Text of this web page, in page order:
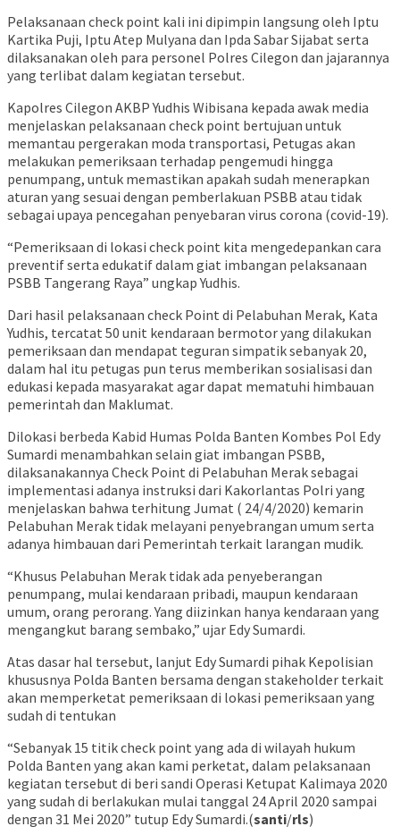
Pelaksanaan check point kali ini dipimpin langsung oleh Iptu
Kartika Puji, Iptu Atep Mulyana dan Ipda Sabar Sijabat serta
dilaksanakan oleh para personel Polres Cilegon dan jajarannya
yang terlibat dalam kegiatan tersebut.
Kapolres Cilegon AKBP Yudhis Wibisana kepada awak media
menjelaskan pelaksanaan check point bertujuan untuk
memantau pergerakan moda transportasi, Petugas akan
melakukan pemeriksaan terhadap pengemudi hingga
penumpang, untuk memastikan apakah sudah menerapkan
aturan yang sesuai dengan pemberlakuan PSBB atau tidak
sebagai upaya pencegahan penyebaran virus corona (covid-19).
“Pemeriksaan di lokasi check point kita mengedepankan cara
preventif serta edukatif dalam giat imbangan pelaksanaan
PSBB Tangerang Raya” ungkap Yudhis.
Dari hasil pelaksanaan check Point di Pelabuhan Merak, Kata
Yudhis, tercatat 50 unit kendaraan bermotor yang dilakukan
pemeriksaan dan mendapat teguran simpatik sebanyak 20,
dalam hal itu petugas pun terus memberikan sosialisasi dan
edukasi kepada masyarakat agar dapat mematuhi himbauan
pemerintah dan Maklumat.
Dilokasi berbeda Kabid Humas Polda Banten Kombes Pol Edy
Sumardi menambahkan selain giat imbangan PSBB,
dilaksanakannya Check Point di Pelabuhan Merak sebagai
implementasi adanya instruksi dari Kakorlantas Polri yang
menjelaskan bahwa terhitung Jumat ( 24/4/2020) kemarin
Pelabuhan Merak tidak melayani penyebrangan umum serta
adanya himbauan dari Pemerintah terkait larangan mudik.
“Khusus Pelabuhan Merak tidak ada penyeberangan
penumpang, mulai kendaraan pribadi, maupun kendaraan
umum, orang perorang. Yang diizinkan hanya kendaraan yang
mengangkut barang sembako,” ujar Edy Sumardi.
Atas dasar hal tersebut, lanjut Edy Sumardi pihak Kepolisian
khususnya Polda Banten bersama dengan stakeholder terkait
akan memperketat pemeriksaan di lokasi pemeriksaan yang
sudah di tentukan
“Sebanyak 15 titik check point yang ada di wilayah hukum
Polda Banten yang akan kami perketat, dalam pelaksanaan
kegiatan tersebut di beri sandi Operasi Ketupat Kalimaya 2020
yang sudah di berlakukan mulai tanggal 24 April 2020 sampai
dengan 31 Mei 2020” tutup Edy Sumardi.(santi/rls)